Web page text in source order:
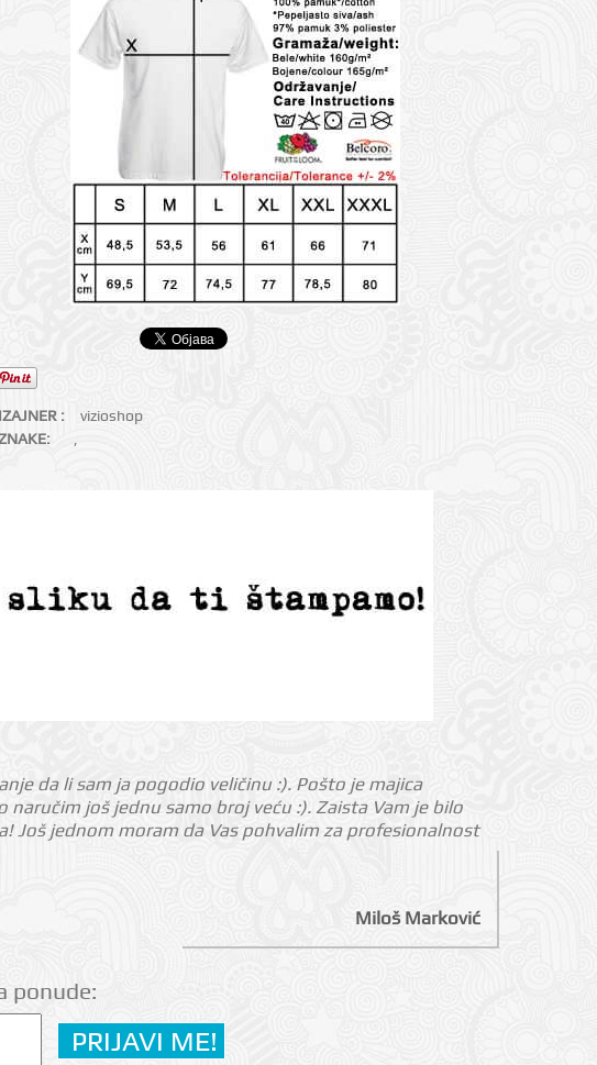
:
vizioshop
da li sam ja pogodio veličinu :). Pošto je majica
još jednu samo broj veću :). Zaista Vam je bilo
Još jednom moram da Vas pohvalim za profesionalnost
Miloš Marković
ponude: